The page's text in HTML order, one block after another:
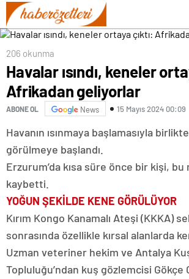
206 okunma
Havalar ısındı, keneler
Afrikadan geliyorlar
ABONE OL News 15 Mayıs 2024 00:09
Havanın ısınmaya başlamasıyla
görülmeye başlandı.
Erzurum’da kısa süre önce bir kişi, bu
kaybetti.
YOĞUN ŞEKİLDE KENE GÖRÜLÜYOR
Kırım Kongo Kanamalı Ateşi (KKKA)
sonrasında özellikle kırsal alanlarda
Uzman veteriner hekim ve Antalya
Topluluğu’ndan kuş gözlemcisi Gökçe